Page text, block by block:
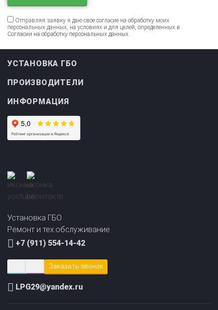
Прайс-лист на
установку ГБО
Отправляя заявку я даю свое согласие на обработку моих
персональных данных, на условиях и для целей, определенных в
Согласии на обработку персональных данных.
УСТАНОВКА ГБО
ИНФОРМАЦИЯ
Ремонт и тех.обслуживание
+7 (911) 554-14-42
LPG29@yandex.ru